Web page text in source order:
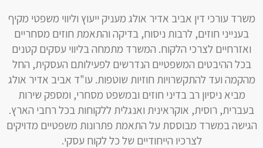
משרד עורכי דין אביב אדיר אולג מעניק ייעוץ וליווי משפטי מקיף
בענייני חוזים, לרבות ניסוח, בדיקה והתאמת חוזים מסחריים
ואזרחיים לצרכי הלקוח. המשרד מתמחה בליווי עסקים קטנים
בכל ההיבטים המשפטיים הנדרשים לפעילותם העסקית, החל
מהקמה ועד להתקשרויות חוזיות שוטפות. עו"ד אביב אדיר אולג
מביא ניסיון רב בדיני חוזים ובמשפט מסחרי, ומספק שירות
בעברית, רוסית, אוקראינית ואנגלית ללקוחות בכל רחבי הארץ.
הגישה במשרד מבוססת על התאמת פתרונות משפטיים מדויקים
לצרכיו הייחודיים של כל לקוח עסקי.